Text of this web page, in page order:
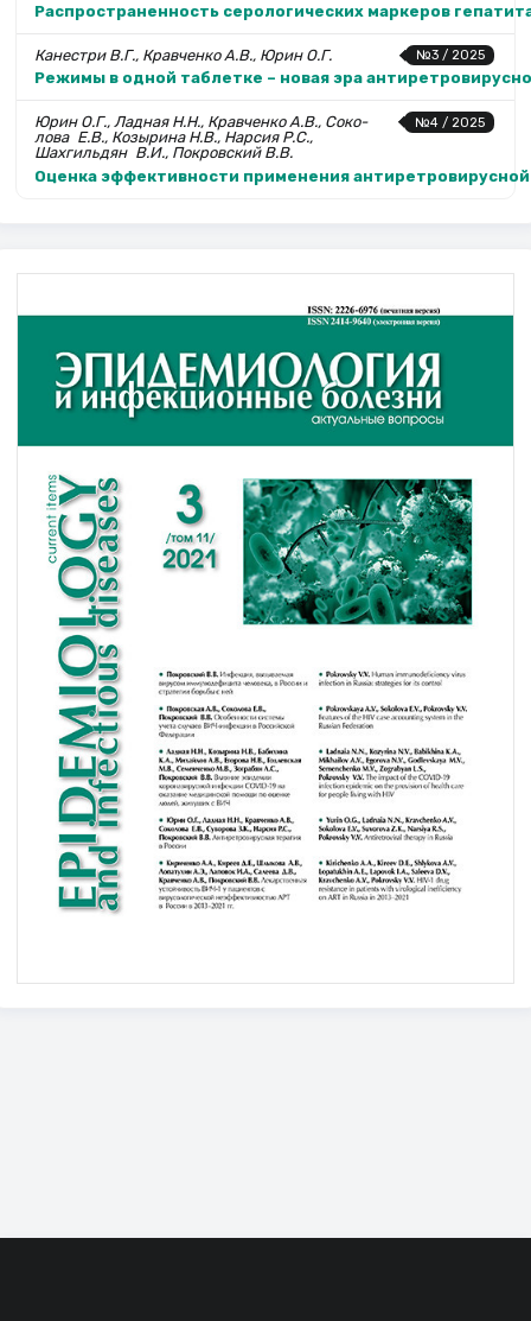
Распространенность серологических маркеров
№3 / 2025
Канестри В.Г., Кравченко А.В., Юрин О.Г.
Режимы в одной таблетке – новая эра
№4 / 2025
Юрин О.Г., Ладная Н.Н., Кравченко А.В., Соко­
лова Е.В., Козырина Н.В., Нарсия Р.С.,
Шахгильдян В.И., Покровский В.В.
Оценка эффективности применения